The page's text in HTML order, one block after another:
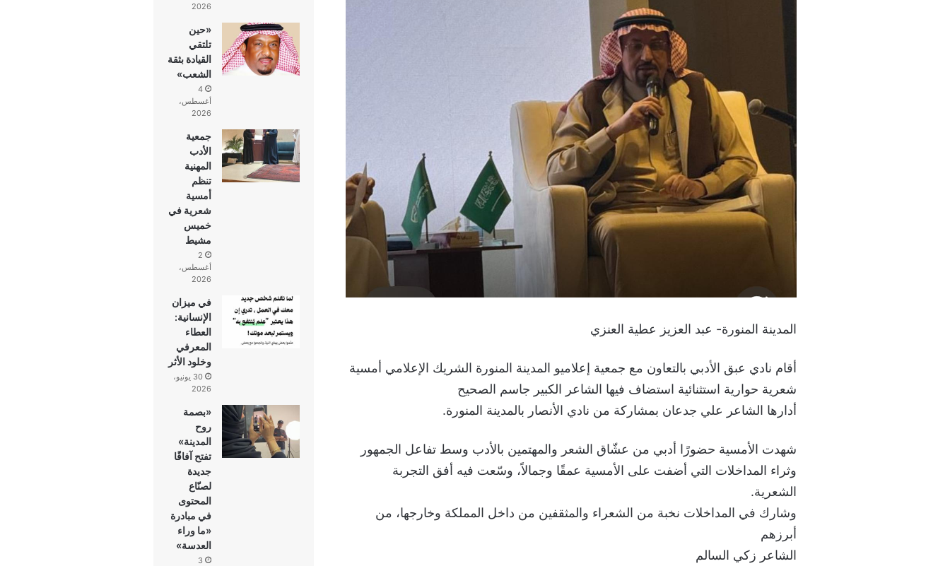
المدينة المنورة- عبد العزيز عطية العنزي
أقام نادي عبق الأدبي بالتعاون مع جمعية إعلاميو المدينة المنورة الشريك الإعلامي أمسية
شعرية حوارية استثنائية استضاف فيها الشاعر الكبير جاسم الصحيح
أدارها الشاعر علي جدعان بمشاركة من نادي الأنصار بالمدينة المنورة.
شهدت الأمسية حضورًا أدبي من عشّاق الشعر والمهتمين بالأدب وسط تفاعل الجمهور
وثراء المداخلات التي أضفت على الأمسية عمقًا وجمالاً، وسّعت فيه أفق التجربة
الشعرية.
وشارك في المداخلات نخبة من الشعراء والمثقفين من داخل المملكة وخارجها، من
أبرزهم
الشاعر زكي السالم
2026
«حين
تلتقي
القيادة بثقة
الشعب»
4
أغسطس،
2026
جمعية
الأدب
المهنية
تنظم
أمسية
شعرية في
خميس
مشيط
2
أغسطس،
2026
في ميزان
الإنسانية:
العطاء
المعرفي
وخلود الأثر
30 يونيو،
2026
«بصمة
روح
المدينة»
تفتح آفاقًا
جديدة
لصنّاع
المحتوى
في مبادرة
«ما وراء
العدسة»
3